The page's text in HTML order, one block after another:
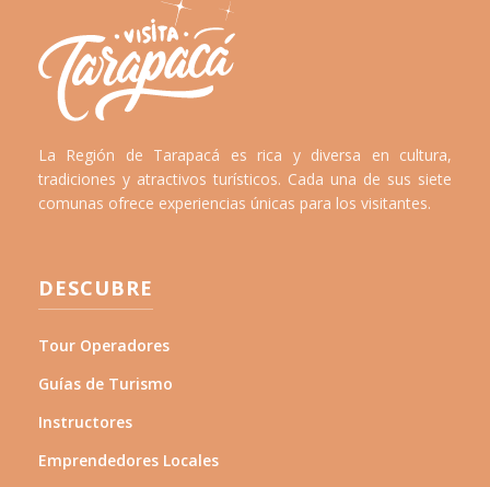
La Región de Tarapacá es rica y diversa en cultura,
tradiciones y atractivos turísticos. Cada una de sus siete
comunas ofrece experiencias únicas para los visitantes.
DESCUBRE
Tour Operadores
Guías de Turismo
Instructores
Emprendedores Locales